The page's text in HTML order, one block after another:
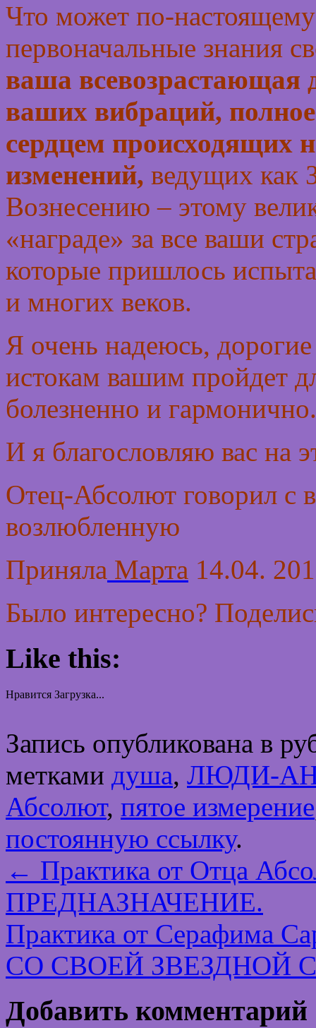
Что может по-
первоначальные знания
ваша всевозрастающая
ваших вибраций,
сердцем происходящих
изменений, ведущих как
Вознесению – этому
«награде» за все ваши
которые пришлось
и многих веков.
Я очень надеюсь,
истокам вашим пройдет
болезненно и гармонично.
И я благословляю вас на
Отец-Абсолют говорил с
возлюбленную
Приняла Марта 14.04.
Было интересно?
Like this:
Нравится Загрузка...
Запись опубликована в
метками душа, ЛЮДИ-
Абсолют, пятое измерение
постоянную ссылку.
← Практика от Отца
ПРЕДНАЗНАЧЕНИЕ.
Практика от Серафима
СО СВОЕЙ ЗВЕЗДНОЙ
Добавить комментарий